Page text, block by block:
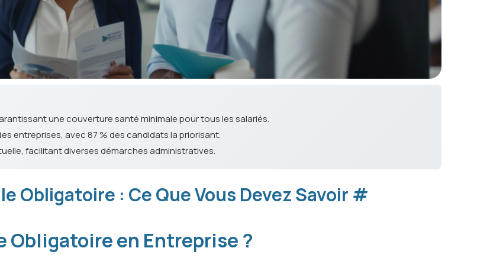
une couverture santé minimale pour tous les salariés.
entreprises, avec 87 % des candidats la priorisant.
facilitant diverses démarches administratives.
: Ce Que Vous Devez Savoir #
en Entreprise ?